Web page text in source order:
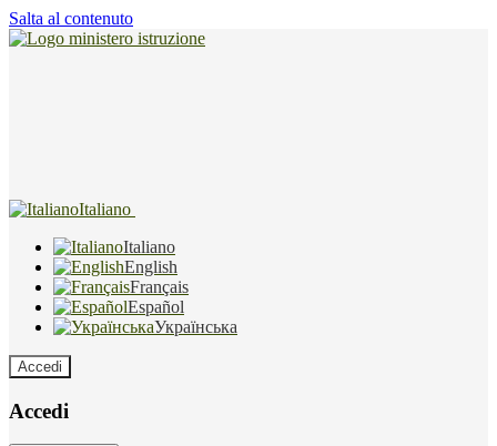
Salta al contenuto
Italiano
Italiano
English
Français
Español
Українська
Accedi
Accedi